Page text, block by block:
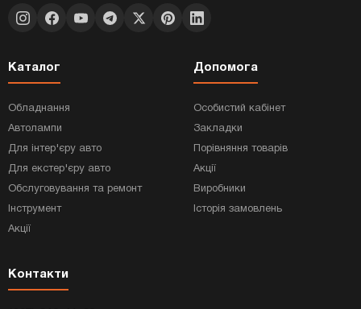
Каталог
Обладнання
Автолампи
Для інтер'єру авто
Для екстер'єру авто
Обслуговування та ремонт
Інструмент
Акції
Допомога
Особистий кабінет
Закладки
Порівняння товарів
Акції
Виробники
Історія замовлень
Контакти